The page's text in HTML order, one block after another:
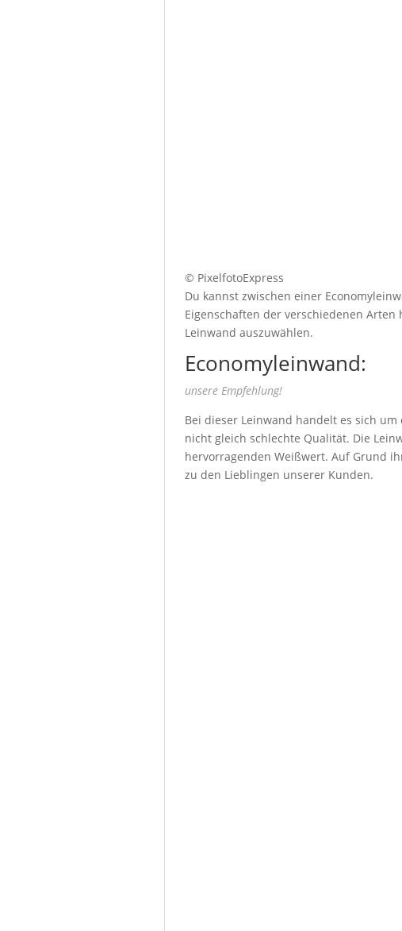
© PixelfotoExpress
Du kannst zwischen einer
Eigenschaften der verschiedenen
Leinwand auszuwählen.
Economyleinwand:
unsere Empfehlung!
Bei dieser Leinwand handelt es sich
nicht gleich schlechte Qualität. Die
hervorragenden Weißwert. Auf Grund
zu den Lieblingen unserer Kunden.